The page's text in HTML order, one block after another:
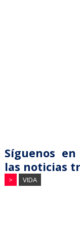
Síguenos
las noticias
> VIDA